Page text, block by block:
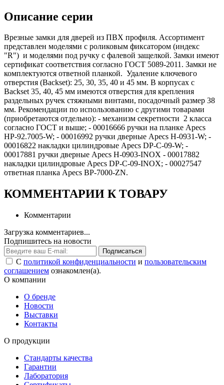
Описание серии
Врезные замки для дверей из ПВХ профиля. Ассортимент
представлен моделями с роликовым фиксатором (индекс
"R") и моделями под ручку с фалевой защелкой. Замки имеют
сертификат соответствия согласно ГОСТ 5089-2011. Замки не
комплектуются ответной планкой. Удаление ключевого
отверстия (Backset): 25, 30, 35, 40 и 45 мм. В корпусах с
Backset 35, 40, 45 мм имеются отверстия для крепления
раздельных ручек стяжными винтами, посадочный размер 38
мм. Рекомендации по использованию с другими товарами
(приобретаются отдельно): - механизм секретности 2 класса
согласно ГОСТ и выше; - 00016666 ручки на планке Apecs
HP-92.7005-W; - 00016992 ручки дверные Apecs H-0931-W; -
00016822 накладки цилиндровые Apecs DP-C-09-W; -
00017881 ручки дверные Apecs H-0903-INOX - 00017882
накладки цилиндровые Apecs DP-C-09-INOX; - 00027547
ответная планка Apecs BP-7000-ZN.
КОММЕНТАРИИ К ТОВАРУ
Комментарии
Загрузка комментариев...
Подпишитесь на новости
Подписаться
С политикой конфиденциальности и пользовательским
соглашением ознакомлен(а).
О компании
О бренде
Новости
Выставки
Контакты
О продукции
Стандарты качества
Гарантии
Лаборатория